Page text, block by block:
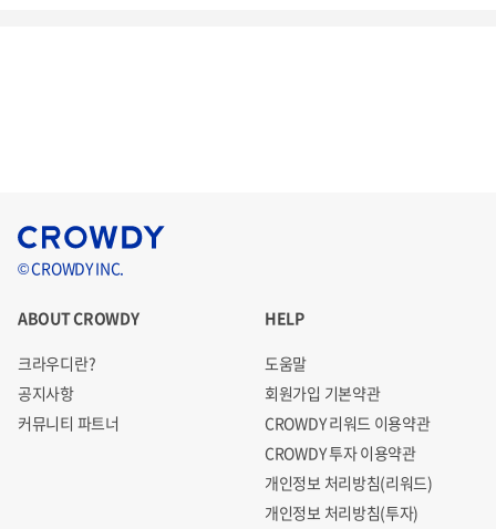
© CROWDY INC.
ABOUT CROWDY
크라우디란?
공지사항
커뮤니티 파트너
HELP
도움말
회원가입 기본약관
CROWDY 리워드 이용약관
CROWDY 투자 이용약관
개인정보 처리방침(리워드)
개인정보 처리방침(투자)